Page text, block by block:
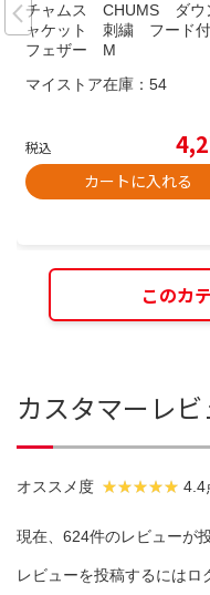
チャムス CHUMS ダウ
ャケット 刺繍 フード
フェザー M
マイストア在庫： 54
税込
カートに入れる
このカ
カスタマーレビ
オススメ度 4.4
現在、624件のレビューが
レビューを投稿するにはロ